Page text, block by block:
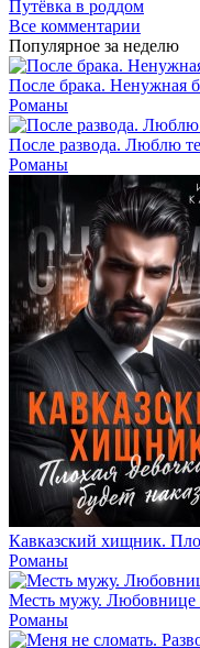
Путёвка в роддом
Все комментарии
Популярное за неделю
После брака. Ненужная
Романы
После развода. Люблю
Романы
Кавказский хищник.
Романы
Месть мужу. Любовнице
Романы